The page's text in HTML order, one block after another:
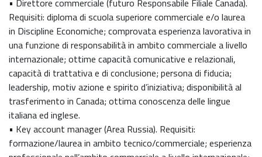
• Direttore commerciale (futuro Responsabile Filiale Canada).
Requisiti: diploma di scuola superiore commerciale e/o laurea
in Discipline Economiche; comprovata esperienza lavorativa in
una funzione di responsabilità in ambito commerciale a livello
internazionale; ottime capacità comunicative e relazionali,
capacità di trattativa e di conclusione; persona di fiducia;
leadership, motiv azione e spirito d’iniziativa; disponibilità al
trasferimento in Canada; ottima conoscenza delle lingue
italiana ed inglese.
• Key account manager (Area Russia). Requisiti:
formazione/laurea in ambito tecnico/commerciale; esperienza